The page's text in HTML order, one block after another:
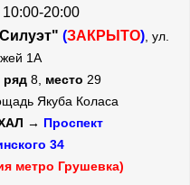
10:00-20:00
(ЗАКРЫТО), ул.
1А
ряд 8, место 29
Якуба Коласа
→ Проспект
34
метро Грушевка)